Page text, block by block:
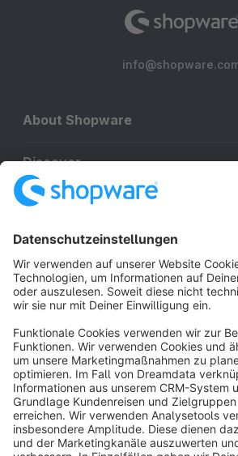
About Shopware
Discover
Resources
English
Terms & Conditions Privacy
Cookie settings
Copyright © shopware AG - All